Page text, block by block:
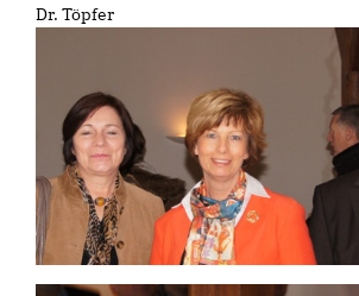
Dr. Töpfer